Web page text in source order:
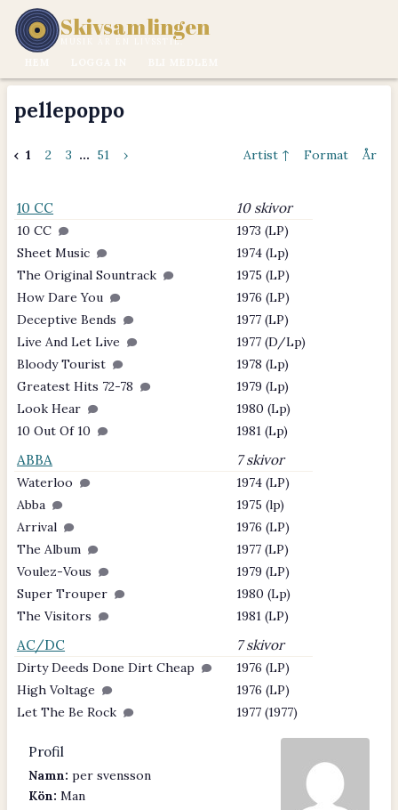
Skivsamlingen
MUSIK ÄR EN LIVSSTIL.
pellepoppo
‹ 1 2 3 ... 51 › Artist ↑ Format År
10 CC 10 skivor
10 CC
1973 (LP)
Sheet Music
1974 (Lp)
The Original Sountrack
1975 (LP)
How Dare You
1976 (LP)
Deceptive Bends
1977 (LP)
Live And Let Live
1977 (D/Lp)
Bloody Tourist
1978 (Lp)
Greatest Hits 72-78
1979 (Lp)
Look Hear
1980 (Lp)
10 Out Of 10
1981 (Lp)
ABBA 7 skivor
Waterloo
1974 (LP)
Abba
1975 (lp)
Arrival
1976 (LP)
The Album
1977 (LP)
Voulez-Vous
1979 (LP)
Super Trouper
1980 (Lp)
The Visitors
1981 (LP)
AC/DC 7 skivor
Dirty Deeds Done Dirt Cheap
1976 (LP)
High Voltage
1976 (LP)
Let The Be Rock
1977 (1977)
Profil
Namn: per svensson
Kön: Man